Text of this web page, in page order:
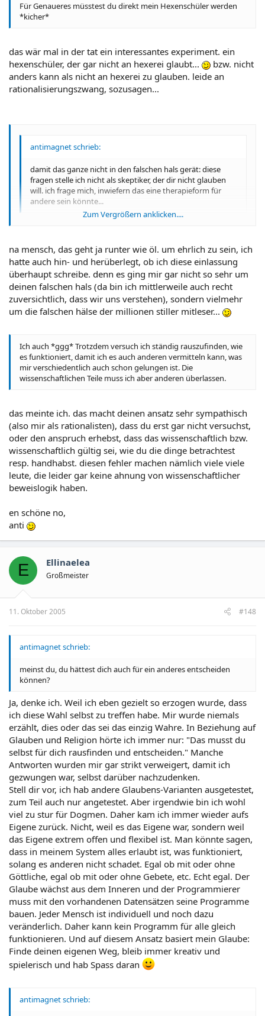
Für Genaueres müsstest du direkt mein Hexenschüler werden
*kicher*
das wär mal in der tat ein interessantes experiment. ein
hexenschüler, der gar nicht an hexerei glaubt...
bzw. nicht
anders kann als nicht an hexerei zu glauben. leide an
rationalisierungszwang, sozusagen...
antimagnet schrieb:
damit das ganze nicht in den falschen hals gerät: diese
fragen stelle ich nicht als skeptiker, der dir nicht glauben
will. ich frage mich, inwiefern das eine therapieform für
andere sein könnte...
Zum Vergrößern anklicken....
Es ist nicht nötig, dass du das jedesmal erklärst. Ich kenn dich
sogar sehr.
Zum Vergrößern anklicken....
na mensch, das geht ja runter wie öl. um ehrlich zu sein, ich
hatte auch hin- und herüberlegt, ob ich diese einlassung
überhaupt schreibe. denn es ging mir gar nicht so sehr um
deinen falschen hals (da bin ich mittlerweile auch recht
zuversichtlich, dass wir uns verstehen), sondern vielmehr
um die falschen hälse der millionen stiller mitleser...
Ich auch *ggg* Trotzdem versuch ich ständig rauszufinden, wie
es funktioniert, damit ich es auch anderen vermitteln kann, was
mir verschiedentlich auch schon gelungen ist. Die
wissenschaftlichen Teile muss ich aber anderen überlassen.
das meinte ich. das macht deinen ansatz sehr sympathisch
(also mir als rationalisten), dass du erst gar nicht versuchst,
oder den anspruch erhebst, dass das wissenschaftlich bzw.
wissenschaftlich gültig sei, wie du die dinge betrachtest
resp. handhabst. diesen fehler machen nämlich viele viele
leute, die leider gar keine ahnung von wissenschaftlicher
beweislogik haben.
en schöne no,
anti
E Ellinaelea
Großmeister
11. Oktober 2005 #148
antimagnet schrieb:
meinst du, du hättest dich auch für ein anderes entscheiden
können?
Ja, denke ich. Weil ich eben gezielt so erzogen wurde, dass
ich diese Wahl selbst zu treffen habe. Mir wurde niemals
erzählt, dies oder das sei das einzig Wahre. In Beziehung auf
Glauben und Religion hörte ich immer nur: "Das musst du
selbst für dich rausfinden und entscheiden." Manche
Antworten wurden mir gar strikt verweigert, damit ich
gezwungen war, selbst darüber nachzudenken.
Stell dir vor, ich hab andere Glaubens-Varianten ausgetestet,
zum Teil auch nur angetestet. Aber irgendwie bin ich wohl
viel zu stur für Dogmen. Daher kam ich immer wieder aufs
Eigene zurück. Nicht, weil es das Eigene war, sondern weil
das Eigene extrem offen und flexibel ist. Man könnte sagen,
dass in meinem System alles erlaubt ist, was funktioniert,
solang es anderen nicht schadet. Egal ob mit oder ohne
Göttliche, egal ob mit oder ohne Gebete, etc. Echt egal. Der
Glaube wächst aus dem Inneren und der Programmierer
muss mit den vorhandenen Datensätzen seine Programme
bauen. Jeder Mensch ist individuell und noch dazu
veränderlich. Daher kann kein Programm für alle gleich
funktionieren. Und auf diesem Ansatz basiert mein Glaube:
Finde deinen eigenen Weg, bleib immer kreativ und
spielerisch und hab Spass daran
antimagnet schrieb: